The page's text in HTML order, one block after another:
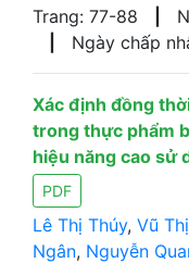
Trang: 77-88
Ngày chấp
Xác định đồng
trong thực phẩm
hiệu năng cao sử
PDF
Lê Thị Thúy, Vũ
Ngân, Nguyễn